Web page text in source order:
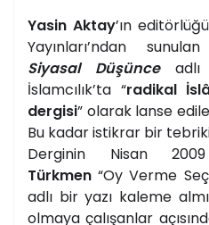
Yasin Aktay’ın
Yayınları’ndan
Siyasal Düşünce
İslamcılık’ta “radikal
dergisi” olarak lanse
Bu kadar istikrar bir
Derginin Nisan
Türkmen “Oy Verme
adlı bir yazı kaleme
olmaya çalışanlar